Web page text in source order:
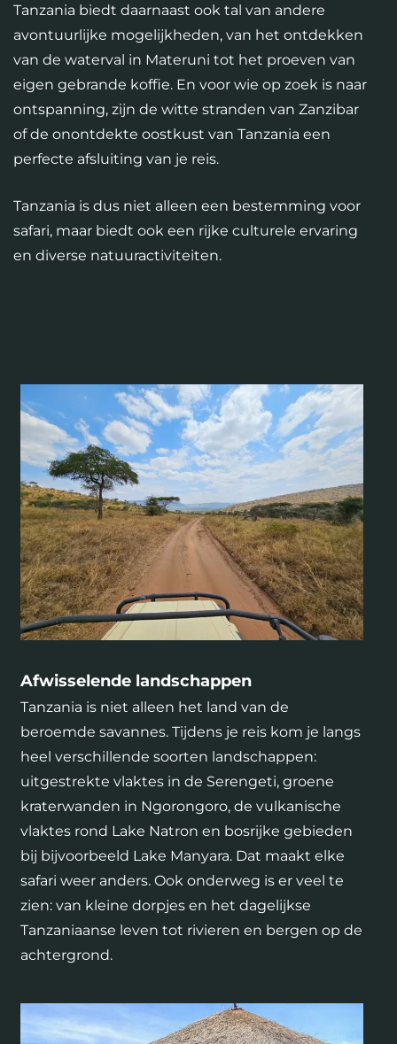
Tanzania biedt daarnaast ook tal van andere
avontuurlijke mogelijkheden, van het ontdekken
van de waterval in Materuni tot het proeven van
eigen gebrande koffie. En voor wie op zoek is naar
ontspanning, zijn de witte stranden van Zanzibar
of de onontdekte oostkust van Tanzania een
perfecte afsluiting van je reis.
Tanzania is dus niet alleen een bestemming voor
safari, maar biedt ook een rijke culturele ervaring
en diverse natuuractiviteiten.
Afwisselende landschappen
Tanzania is niet alleen het land van de
beroemde savannes. Tijdens je reis kom je langs
heel verschillende soorten landschappen:
uitgestrekte vlaktes in de Serengeti, groene
kraterwanden in Ngorongoro, de vulkanische
vlaktes rond Lake Natron en bosrijke gebieden
bij bijvoorbeeld Lake Manyara. Dat maakt elke
safari weer anders. Ook onderweg is er veel te
zien: van kleine dorpjes en het dagelijkse
Tanzaniaanse leven tot rivieren en bergen op de
achtergrond.